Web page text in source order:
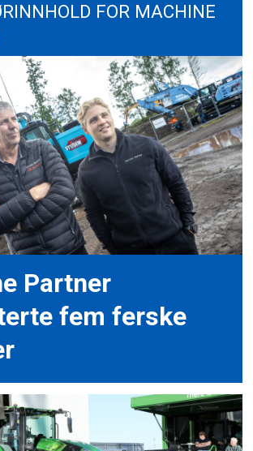
FOR MACHINE
Partner
fem ferske